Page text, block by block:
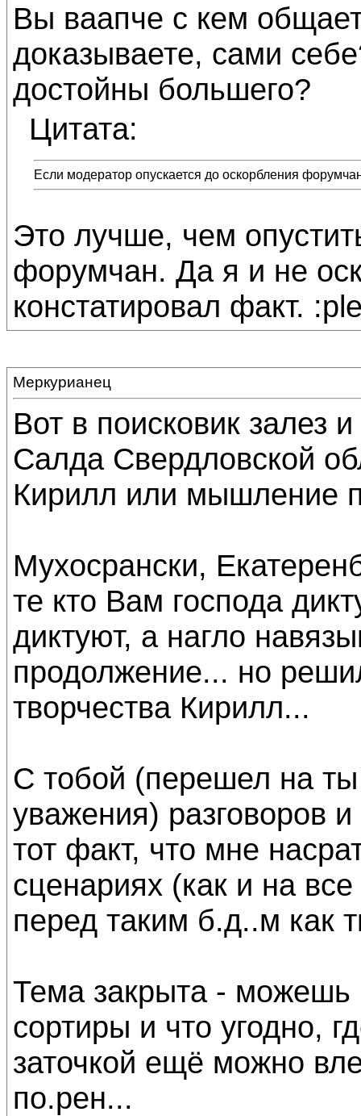
Вы ваапче с кем
доказываете, сами
достойны большего?
Цитата:
Если модератор опускается до оскорбления
Это лучше, чем
форумчан. Да я и не
констатировал факт.
Меркурианец
Вот в поисковик залез
Салда Свердловской
Кирилл или мышление
Мухосрански,
те кто Вам господа
диктуют, а нагло
продолжение... но
творчества Кирилл...
С тобой (перешел на ты
уважения) разговоров
тот факт, что мне
сценариях (как и на
перед таким б.д..м как
Тема закрыта - можешь
сортиры и что угодно,
заточкой ещё можно
по.рен...